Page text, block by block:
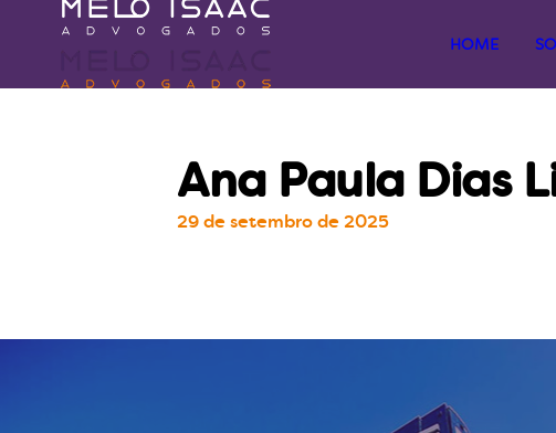
HOME
Ana Paula Dias
29 de setembro de 2025